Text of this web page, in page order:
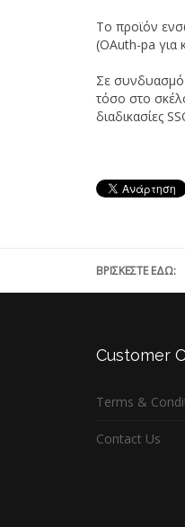
Το προϊόν
(OAuth-pa
Σε συνδυασμό
τόσο στο
διαδικασίες
ΒΡΊΣΚΕΣΤΕ ΕΔΏ:
Customer
Terms &
Contact Us